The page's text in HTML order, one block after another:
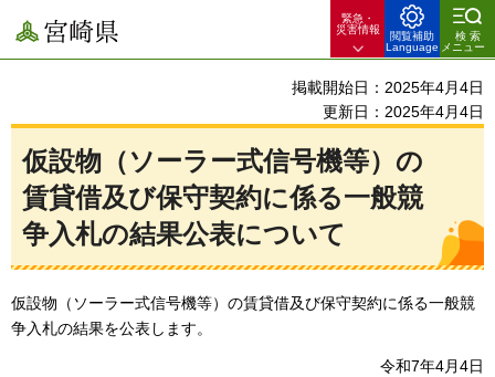
宮崎県
緊急・
災害情報
閲覧補助
Language
検索
メニュー
掲載開始日：2025年4月4日
更新日：2025年4月4日
仮設物（ソーラー式信号機等）の
賃貸借及び保守契約に係る一般競
争入札の結果公表について
仮設物（ソーラー式信号機等）の賃貸借及び保守契約に係る一般競
争入札の結果を公表します。
令和7年4月4日